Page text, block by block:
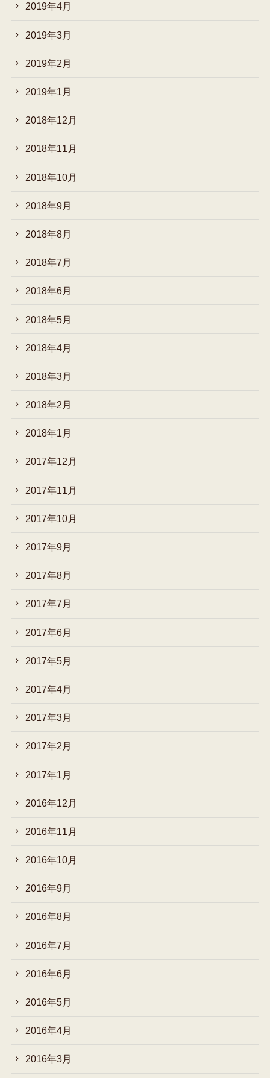
2019年4月
2019年3月
2019年2月
2019年1月
2018年12月
2018年11月
2018年10月
2018年9月
2018年8月
2018年7月
2018年6月
2018年5月
2018年4月
2018年3月
2018年2月
2018年1月
2017年12月
2017年11月
2017年10月
2017年9月
2017年8月
2017年7月
2017年6月
2017年5月
2017年4月
2017年3月
2017年2月
2017年1月
2016年12月
2016年11月
2016年10月
2016年9月
2016年8月
2016年7月
2016年6月
2016年5月
2016年4月
2016年3月